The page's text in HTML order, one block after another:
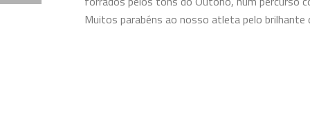
Muitos parabéns ao nosso atleta pelo brilhante